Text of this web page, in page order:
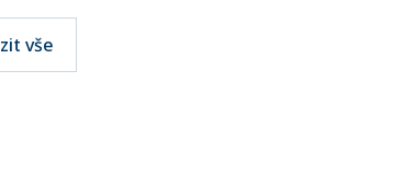
RENOMIA GROUP, dosáhla
významného milníku. Hodnota
pojistného, které svým klientům
vše